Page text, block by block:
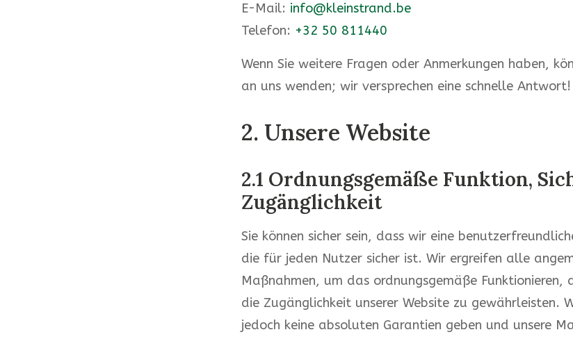
E-Mail: info@kleinstrand.be
Telefon: +32 50 811440
Wenn Sie weitere Fragen oder Anmerkungen haben,
an uns wenden; wir versprechen eine schnelle Antwort!
2. Unsere Website
2.1 Ordnungsgemäße Funktion,
Zugänglichkeit
Sie können sicher sein, dass wir eine
die für jeden Nutzer sicher ist. Wir ergreifen alle
Maßnahmen, um das ordnungsgemäße Funktionieren,
die Zugänglichkeit unserer Website zu gewährleisten.
jedoch keine absoluten Garantien geben und unsere